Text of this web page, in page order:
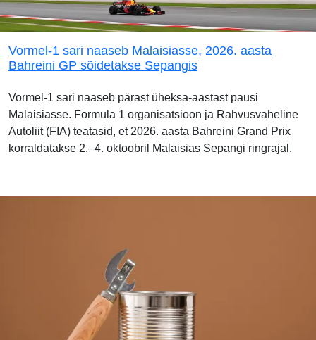
Vormel-1 sari naaseb Malaisiasse, 2026. aasta
Bahreini GP sõidetakse Sepangis
Vormel-1 sari naaseb pärast üheksa-aastast pausi
Malaisiasse. Formula 1 organisatsioon ja Rahvusvaheline
Autoliit (FIA) teatasid, et 2026. aasta Bahreini Grand Prix
korraldatakse 2.–4. oktoobril Malaisias Sepangi ringrajal.